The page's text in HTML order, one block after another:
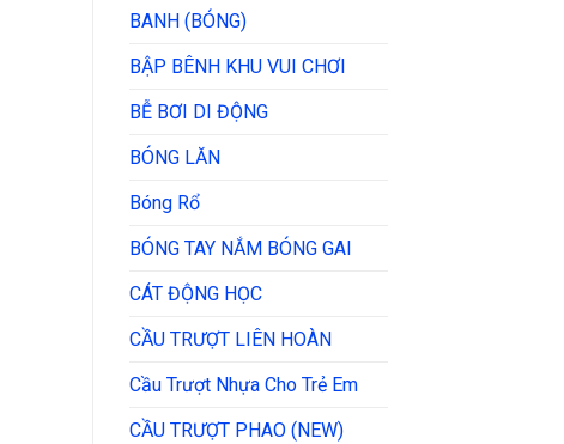
BANH (BÓNG)
BẬP BÊNH KHU VUI CHƠI
BỄ BƠI DI ĐỘNG
BÓNG LĂN
Bóng Rổ
BÓNG TAY NẮM BÓNG GAI
CÁT ĐỘNG HỌC
CẦU TRƯỢT LIÊN HOÀN
Cầu Trượt Nhựa Cho Trẻ Em
CẦU TRƯỢT PHAO (NEW)